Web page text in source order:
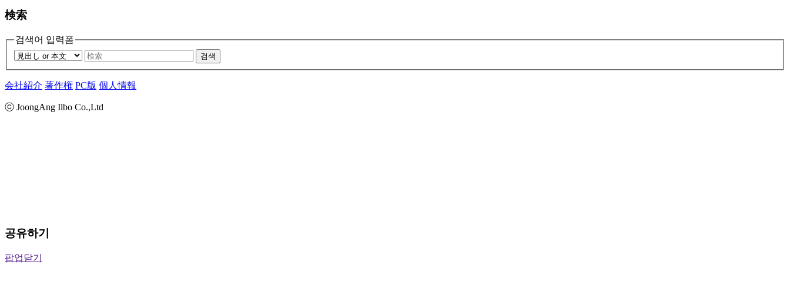
検索
검색어 입력폼
검색
会社紹介 著作権 PC版 個人情報
ⓒ JoongAng Ilbo Co.,Ltd
공유하기
팝업닫기